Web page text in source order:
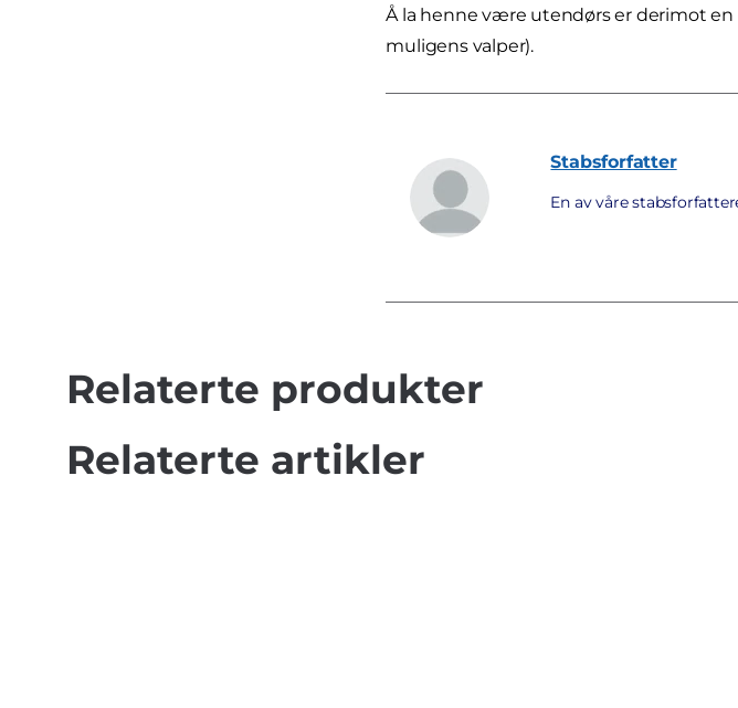
Å la henne være utendørs er derimot
muligens valper).
Stabsforfatter
En av våre
Relaterte produkter
Relaterte artikler